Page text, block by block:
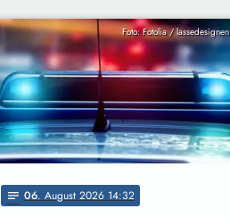
Foto: Fotolia / lassedesignen
notes 06. August 2026 14:32